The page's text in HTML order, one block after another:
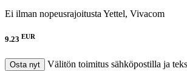
Ei ilman nopeusrajoitusta Yettel, Vivacom
9.23 EUR
Osta nyt
Välitön toimitus sähköpostilla ja